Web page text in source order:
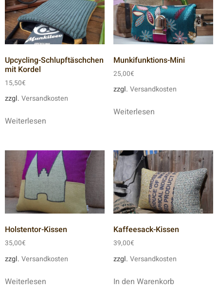
Upcycling-Schlupftäschchen
mit Kordel
15,50€
zzgl. Versandkosten
Weiterlesen
Munkifunktions-Mini
25,00€
zzgl. Versandkosten
Weiterlesen
Holstentor-Kissen
35,00€
zzgl. Versandkosten
Weiterlesen
Kaffeesack-Kissen
39,00€
zzgl. Versandkosten
In den Warenkorb